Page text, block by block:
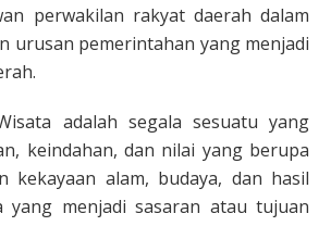
perwakilan rakyat daerah dalam
urusan pemerintahan yang menjadi
adalah segala sesuatu yang
keindahan, dan nilai yang berupa
kekayaan alam, budaya, dan hasil
yang menjadi sasaran atau tujuan